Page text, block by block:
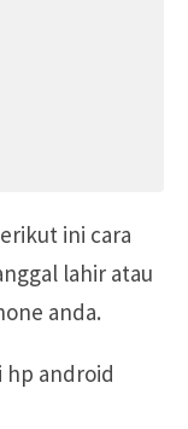
ini cara
lahir atau
anda.
hp android